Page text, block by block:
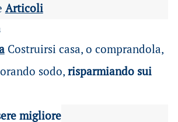
Articoli
Costruirsi casa, o comprandola,
sodo,risparmiando sui